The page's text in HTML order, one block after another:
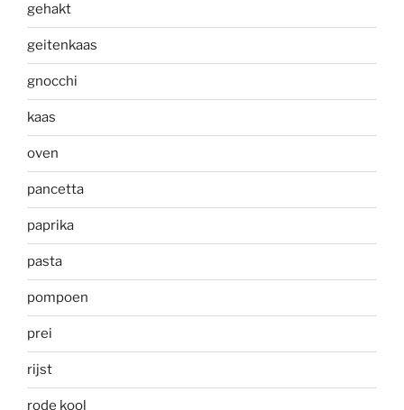
gehakt
geitenkaas
gnocchi
kaas
oven
pancetta
paprika
pasta
pompoen
prei
rijst
rode kool